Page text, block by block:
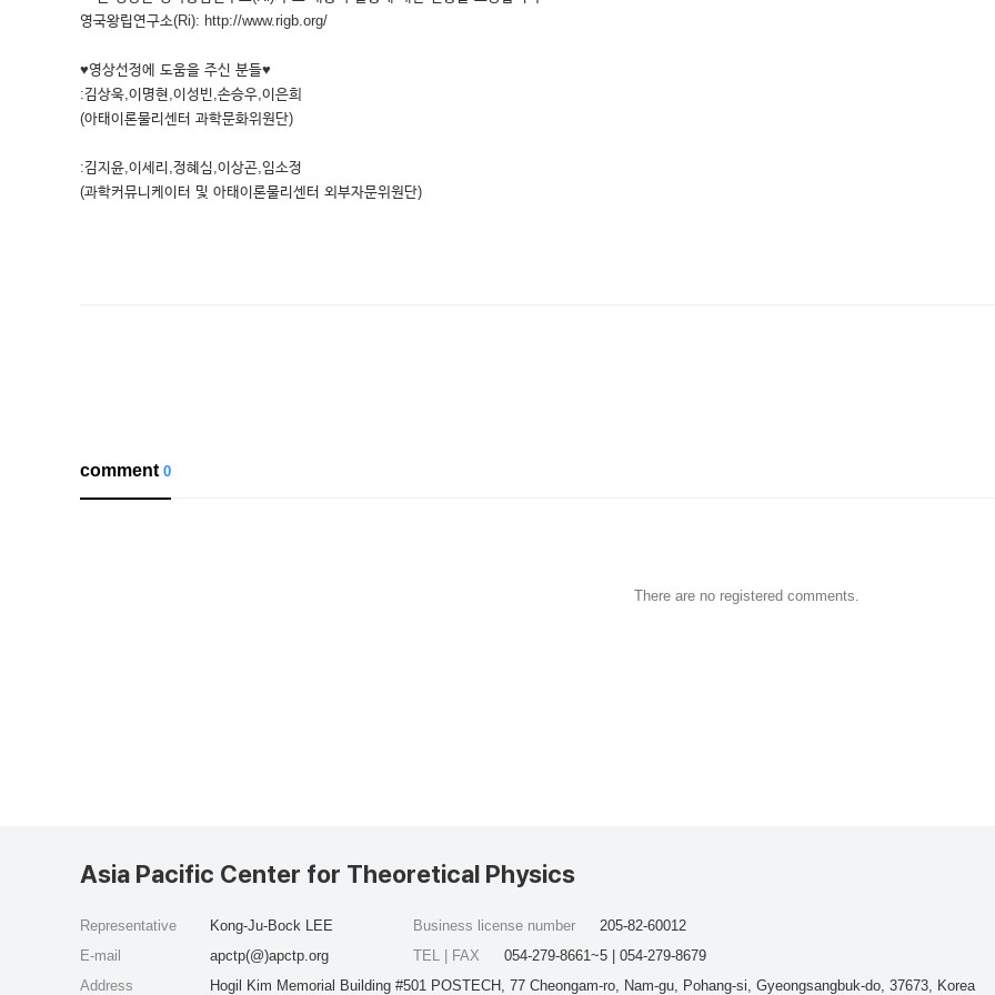
영국왕립연구소(Ri): http://www.rigb.org/
♥영상선정에 도움을 주신 분들♥
:김상욱,이명현,이성빈,손승우,이은희
(아태이론물리센터 과학문화위원단)
:김지윤,이세리,정혜심,이상곤,임소정
(과학커뮤니케이터 및 아태이론물리센터 외부자문위원단)
comment0
There are no registered comments.
Asia Pacific Center for Theoretical Physics
Representative
Kong-Ju-Bock LEE
E-mail
apctp(@)apctp.org
Address
Hogil Kim Memorial Building #501 POSTECH, 77 Cheongam-ro, Nam-gu, Pohang-si, Gyeongsangbuk-do, 37673, Korea
Business license number
205-82-60012
TEL | FAX
054-279-8661~5 | 054-279-8679